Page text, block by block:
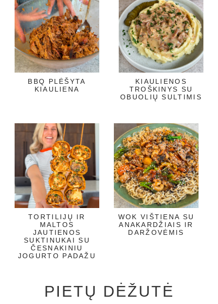
BBQ PLĖŠYTA
KIAULIENA
KIAULIENOS
TROŠKINYS SU
OBUOLIŲ SULTIMIS
TORTILIJŲ IR
MALTOS
JAUTIENOS
SUKTINUKAI SU
ČESNAKINIU
JOGURTO PADAŽU
WOK VIŠTIENA SU
ANAKARDŽIAIS IR
DARŽOVĖMIS
PIETŲ DĖŽUTĖ